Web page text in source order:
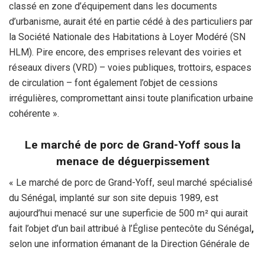
classé en zone d’équipement dans les documents
d’urbanisme, aurait été en partie cédé à des particuliers par
la Société Nationale des Habitations à Loyer Modéré (SN
HLM). Pire encore, des emprises relevant des voiries et
réseaux divers (VRD) – voies publiques, trottoirs, espaces
de circulation – font également l’objet de cessions
irrégulières, compromettant ainsi toute planification urbaine
cohérente ».
Le marché de porc de Grand-Yoff sous la
menace de déguerpissement
« Le marché de porc de Grand-Yoff, seul marché spécialisé
du Sénégal, implanté sur son site depuis 1989, est
aujourd’hui menacé sur une superficie de 500 m² qui aurait
fait l’objet d’un bail attribué à l’Église pentecôte du Sénégal ,
selon une information émanant de la Direction Générale de